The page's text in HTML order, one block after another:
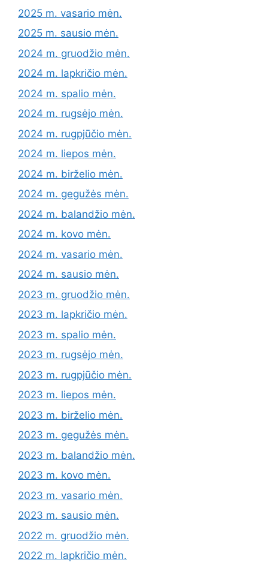
2025 m. vasario mėn.
2025 m. sausio mėn.
2024 m. gruodžio mėn.
2024 m. lapkričio mėn.
2024 m. spalio mėn.
2024 m. rugsėjo mėn.
2024 m. rugpjūčio mėn.
2024 m. liepos mėn.
2024 m. birželio mėn.
2024 m. gegužės mėn.
2024 m. balandžio mėn.
2024 m. kovo mėn.
2024 m. vasario mėn.
2024 m. sausio mėn.
2023 m. gruodžio mėn.
2023 m. lapkričio mėn.
2023 m. spalio mėn.
2023 m. rugsėjo mėn.
2023 m. rugpjūčio mėn.
2023 m. liepos mėn.
2023 m. birželio mėn.
2023 m. gegužės mėn.
2023 m. balandžio mėn.
2023 m. kovo mėn.
2023 m. vasario mėn.
2023 m. sausio mėn.
2022 m. gruodžio mėn.
2022 m. lapkričio mėn.